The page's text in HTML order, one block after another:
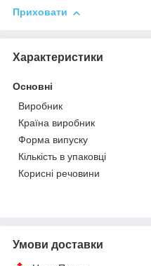
Приховати
Характеристики
Основні
Виробник
Країна виробник
Форма випуску
Кількість в упаковці
Корисні речовини
Умови доставки